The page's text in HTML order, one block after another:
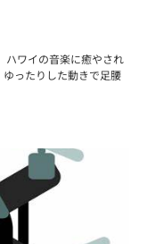
ハワイの音楽に癒やされ
ったりした動きで足腰